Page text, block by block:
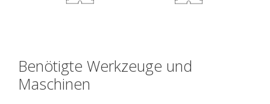
Benötigte Werkzeuge und
Maschinen